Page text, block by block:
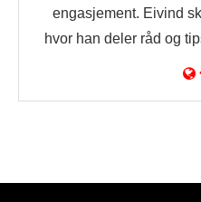
engasjement. Eivind
hvor han deler råd og